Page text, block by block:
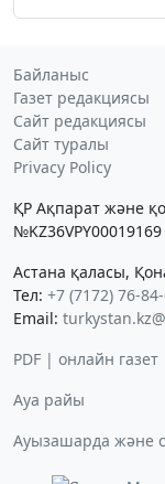
Байланыс
Газет редакциясы
Сайт редакциясы
Сайт туралы
Privacy Policy
ҚР Ақпарат және
№KZ36VPY00019169
Астана қаласы,
Тел: +7 (7172) 76-
Email:
PDF | онлайн газет
Ауа райы
Ауызашарда және